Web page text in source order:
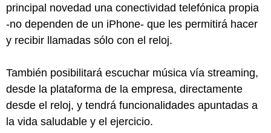
principal novedad una conectividad telefónica propia
-no dependen de un iPhone- que les permitirá hacer
y recibir llamadas sólo con el reloj.
También posibilitará escuchar música vía streaming,
desde la plataforma de la empresa, directamente
desde el reloj, y tendrá funcionalidades apuntadas a
la vida saludable y el ejercicio.